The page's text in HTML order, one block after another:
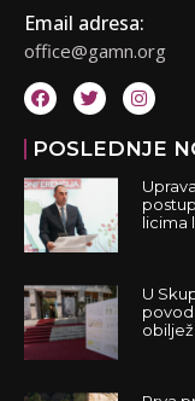
Email adresa:
office@gamn.org
POSLEDNJE
licima
U